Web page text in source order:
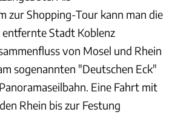
zur Shopping-Tour kann man die
Stadt Koblenz
von Mosel und Rhein
sogenannten "Deutschen Eck"
Eine Fahrt mit
Rhein bis zur Festung